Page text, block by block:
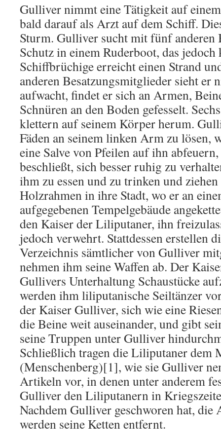
Gulliver nimmt eine Tätigkeit auf
bald darauf als Arzt auf dem Schiff.
Sturm. Gulliver sucht mit fünf anderen
Schutz in einem Ruderboot, das jedoch
Schiffbrüchige erreicht einen Strand
anderen Besatzungsmitglieder sieht er
aufwacht, findet er sich an Armen,
Schnüren an den Boden gefesselt.
klettern auf seinem Körper herum.
Fäden an seinem linken Arm zu lösen,
eine Salve von Pfeilen auf ihn
beschließt, sich besser ruhig zu
ihm zu essen und zu trinken und
Holzrahmen in ihre Stadt, wo er an
aufgegebenen Tempelgebäude
den Kaiser der Liliputaner, ihn
jedoch verwehrt. Stattdessen erstellen
Verzeichnis sämtlicher von Gulliver
nehmen ihm seine Waffen ab. Der
Gullivers Unterhaltung Schaustücke
werden ihm liliputanische Seiltänzer
der Kaiser Gulliver, sich wie eine
die Beine weit auseinander, und gibt
seine Truppen unter Gulliver
Schließlich tragen die Liliputaner dem
(Menschenberg)[1], wie sie Gulliver
Artikeln vor, in denen unter anderem
Gulliver den Liliputanern in
Nachdem Gulliver geschworen hat, die
werden seine Ketten entfernt.